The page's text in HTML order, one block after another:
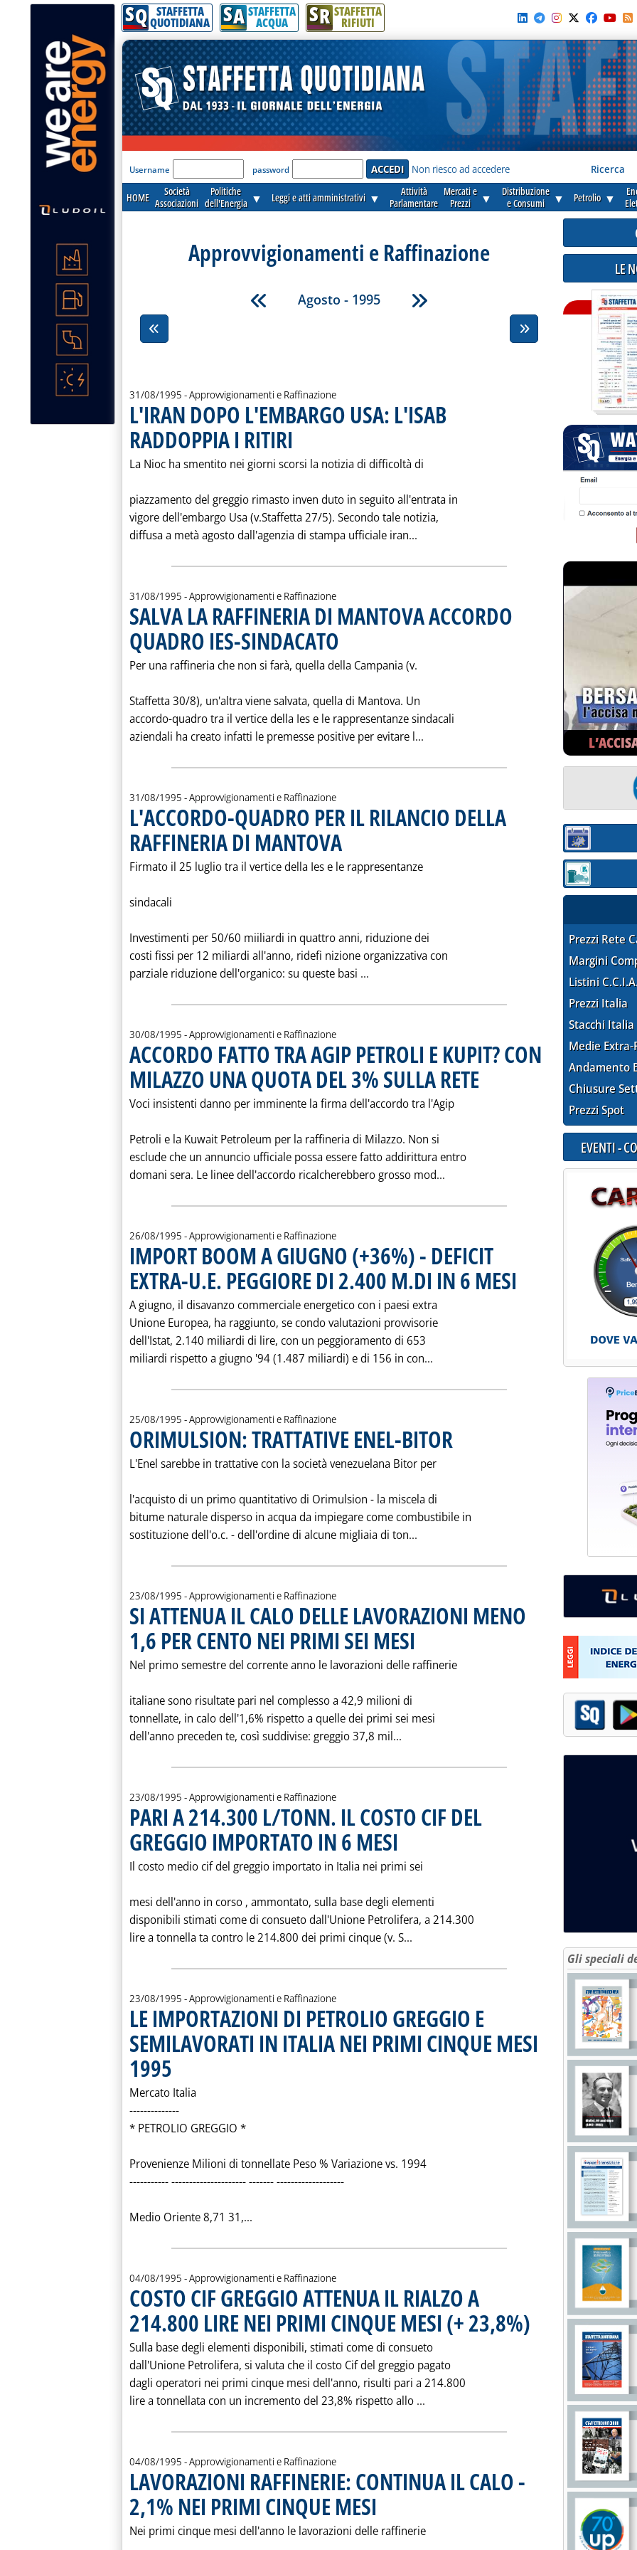
SQ STAFFETTA
QUOTIDIANA SA STAFFETTA
ACQUA SR STAFFETTA
RIFIUTI
'Modulo Login per accedere'
Username password Non riesco ad accedere Ricerca
HOME
Società
Associazioni
Politiche
dell'Energia ▼ Leggi e atti amministrativi ▼
Attività
Parlamentare
Mercati e
Prezzi
▼
Distribuzione
e Consumi
▼ Petrolio ▼
Approvvigionamenti e Raffinazione
Agosto - 1995
31/08/1995 - Approvvigionamenti e Raffinazione
L'IRAN DOPO L'EMBARGO USA: L'ISAB
RADDOPPIA I RITIRI
La Nioc ha smentito nei giorni scorsi la notizia di difficoltà di
piazzamento del greggio rimasto inven duto in seguito all'entrata in
vigore dell'embargo Usa (v.Staffetta 27/5). Secondo tale notizia,
diffusa a metà agosto dall'agenzia di stampa ufficiale iran... Leggi tutta la notizia: 'L'IRAN DOPO
31/08/1995 - Approvvigionamenti e Raffinazione
SALVA LA RAFFINERIA DI MANTOVA ACCORDO
QUADRO IES-SINDACATO
Per una raffineria che non si farà, quella della Campania (v.
Staffetta 30/8), un'altra viene salvata, quella di Mantova. Un
accordo-quadro tra il vertice della Ies e le rappresentanze sindacali
aziendali ha creato infatti le premesse positive per evitare l... Leggi tutta la notizia: 'SALVA LA
31/08/1995 - Approvvigionamenti e Raffinazione
L'ACCORDO-QUADRO PER IL RILANCIO DELLA
RAFFINERIA DI MANTOVA
Firmato il 25 luglio tra il vertice della Ies e le rappresentanze
sindacali
Investimenti per 50/60 miiliardi in quattro anni, riduzione dei
costi fissi per 12 miliardi all'anno, ridefi nizione organizzativa con
parziale riduzione dell'organico: su queste basi ... Leggi tutta la notizia: 'L'ACCORDO-QUADRO PER IL
30/08/1995 - Approvvigionamenti e Raffinazione
ACCORDO FATTO TRA AGIP PETROLI E KUPIT? CON
MILAZZO UNA QUOTA DEL 3% SULLA RETE . Pubblicata mercoledì 30 agosto 1995 alle
Voci insistenti danno per imminente la firma dell'accordo tra l'Agip
Petroli e la Kuwait Petroleum per la raffineria di Milazzo. Non si
esclude che un annuncio ufficiale possa essere fatto addirittura entro
domani sera. Le linee dell'accordo ricalcherebbero grosso mod... Leggi tutta la notizia: 'ACCORDO
26/08/1995 - Approvvigionamenti e Raffinazione
IMPORT BOOM A GIUGNO (+36%) - DEFICIT
EXTRA-U.E. PEGGIORE DI 2.400 M.DI IN 6 MESI . Pubblicata sabato 26 agosto 1995
A giugno, il disavanzo commerciale energetico con i paesi extra
Unione Europea, ha raggiunto, se condo valutazioni provvisorie
dell'Istat, 2.140 miliardi di lire, con un peggioramento di 653
miliardi rispetto a giugno '94 (1.487 miliardi) e di 156 in con...
25/08/1995 - Approvvigionamenti e Raffinazione
ORIMULSION: TRATTATIVE ENEL-BITOR
L'Enel sarebbe in trattative con la società venezuelana Bitor per
l'acquisto di un primo quantitativo di Orimulsion - la miscela di
bitume naturale disperso in acqua da impiegare come combustibile in
sostituzione dell'o.c. - dell'ordine di alcune migliaia di ton... Leggi tutta la notizia: 'ORIMULSION:
23/08/1995 - Approvvigionamenti e Raffinazione
SI ATTENUA IL CALO DELLE LAVORAZIONI MENO
1,6 PER CENTO NEI PRIMI SEI MESI . Pubblicata mercoledì 23 agosto 1995 alle 0.0.
Nel primo semestre del corrente anno le lavorazioni delle raffinerie
italiane sono risultate pari nel complesso a 42,9 milioni di
tonnellate, in calo dell'1,6% rispetto a quelle dei primi sei mesi
dell'anno preceden te, così suddivise: greggio 37,8 mil... Leggi tutta la notizia: 'SI ATTENUA IL CALO
23/08/1995 - Approvvigionamenti e Raffinazione
PARI A 214.300 L/TONN. IL COSTO CIF DEL
GREGGIO IMPORTATO IN 6 MESI
Il costo medio cif del greggio importato in Italia nei primi sei
mesi dell'anno in corso ‚ ammontato, sulla base degli elementi
disponibili stimati come di consueto dall'Unione Petrolifera, a 214.300
lire a tonnella ta contro le 214.800 dei primi cinque (v. S... Leggi tutta la notizia: 'PARI A 214.300 L/
23/08/1995 - Approvvigionamenti e Raffinazione
LE IMPORTAZIONI DI PETROLIO GREGGIO E
SEMILAVORATI IN ITALIA NEI PRIMI CINQUE MESI
1995
Mercato Italia
--------------
* PETROLIO GREGGIO *
Provenienze Milioni di tonnellate Peso % Variazione vs. 1994
----------- --------------------- ------- -------------------
Medio Oriente 8,71 31,... Leggi tutta la notizia: 'LE IMPORTAZIONI DI PETROLIO GREGGIO E
04/08/1995 - Approvvigionamenti e Raffinazione
COSTO CIF GREGGIO ATTENUA IL RIALZO A
214.800 LIRE NEI PRIMI CINQUE MESI (+ 23,8%) . Pubblicata venerdì 04
Sulla base degli elementi disponibili, stimati come di consueto
dall'Unione Petrolifera, si valuta che il costo Cif del greggio pagato
dagli operatori nei primi cinque mesi dell'anno, risulti pari a 214.800
lire a tonnellata con un incremento del 23,8% rispetto allo ... Leggi tutta la notizia: 'COSTO CIF
04/08/1995 - Approvvigionamenti e Raffinazione
LAVORAZIONI RAFFINERIE: CONTINUA IL CALO -
2,1% NEI PRIMI CINQUE MESI
Nei primi cinque mesi dell'anno le lavorazioni delle raffinerie
LE
Sezione:
Sezione:
Prezzi Rete
Margini
Listini
Prezzi Italia
Stacchi Italia
Medie Extra-
Andamento
Chiusure
Prezzi Spot
EVENTI -
Gli speciali